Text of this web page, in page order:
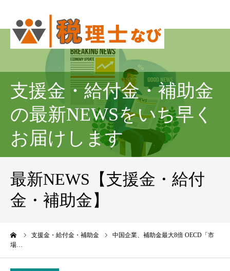
支援金・給付金・補助金
の最新NEWSをいち早く
お届けします
最新NEWS【支援金・給付
金・補助金】
支援金・給付金・補助金
中国企業、補助金最大8倍 OECD「市
場…